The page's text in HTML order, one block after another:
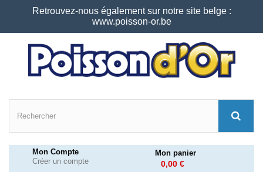
Retrouvez-nous également sur notre site belge :
www.poisson-or.be
Mon Compte
Créer un compte
Mon panier
0,00 €